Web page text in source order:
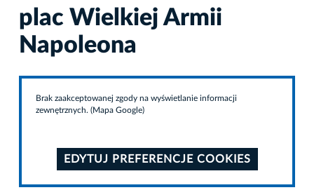
plac Wielkiej Armii
Napoleona
Brak zaakceptowanej zgody na wyświetlanie informacji
zewnętrznych. (Mapa Google)
EDYTUJ PREFERENCJE COOKIES